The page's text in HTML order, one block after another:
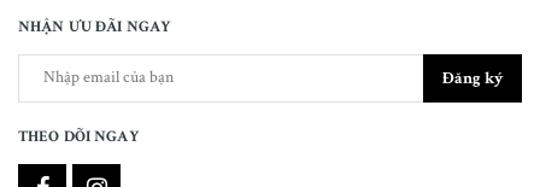
NHẬN ƯU ĐÃI NGAY
Đăng ký
THEO DÕI NGAY